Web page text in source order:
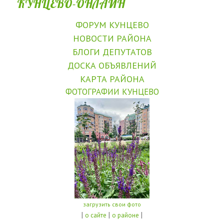
КУНЦЕВО-ОНЛАЙН
ФОРУМ КУНЦЕВО
НОВОСТИ РАЙОНА
БЛОГИ ДЕПУТАТОВ
ДОСКА ОБЪЯВЛЕНИЙ
КАРТА РАЙОНА
ФОТОГРАФИИ КУНЦЕВО
загрузить свои фото
| о сайте | о районе |